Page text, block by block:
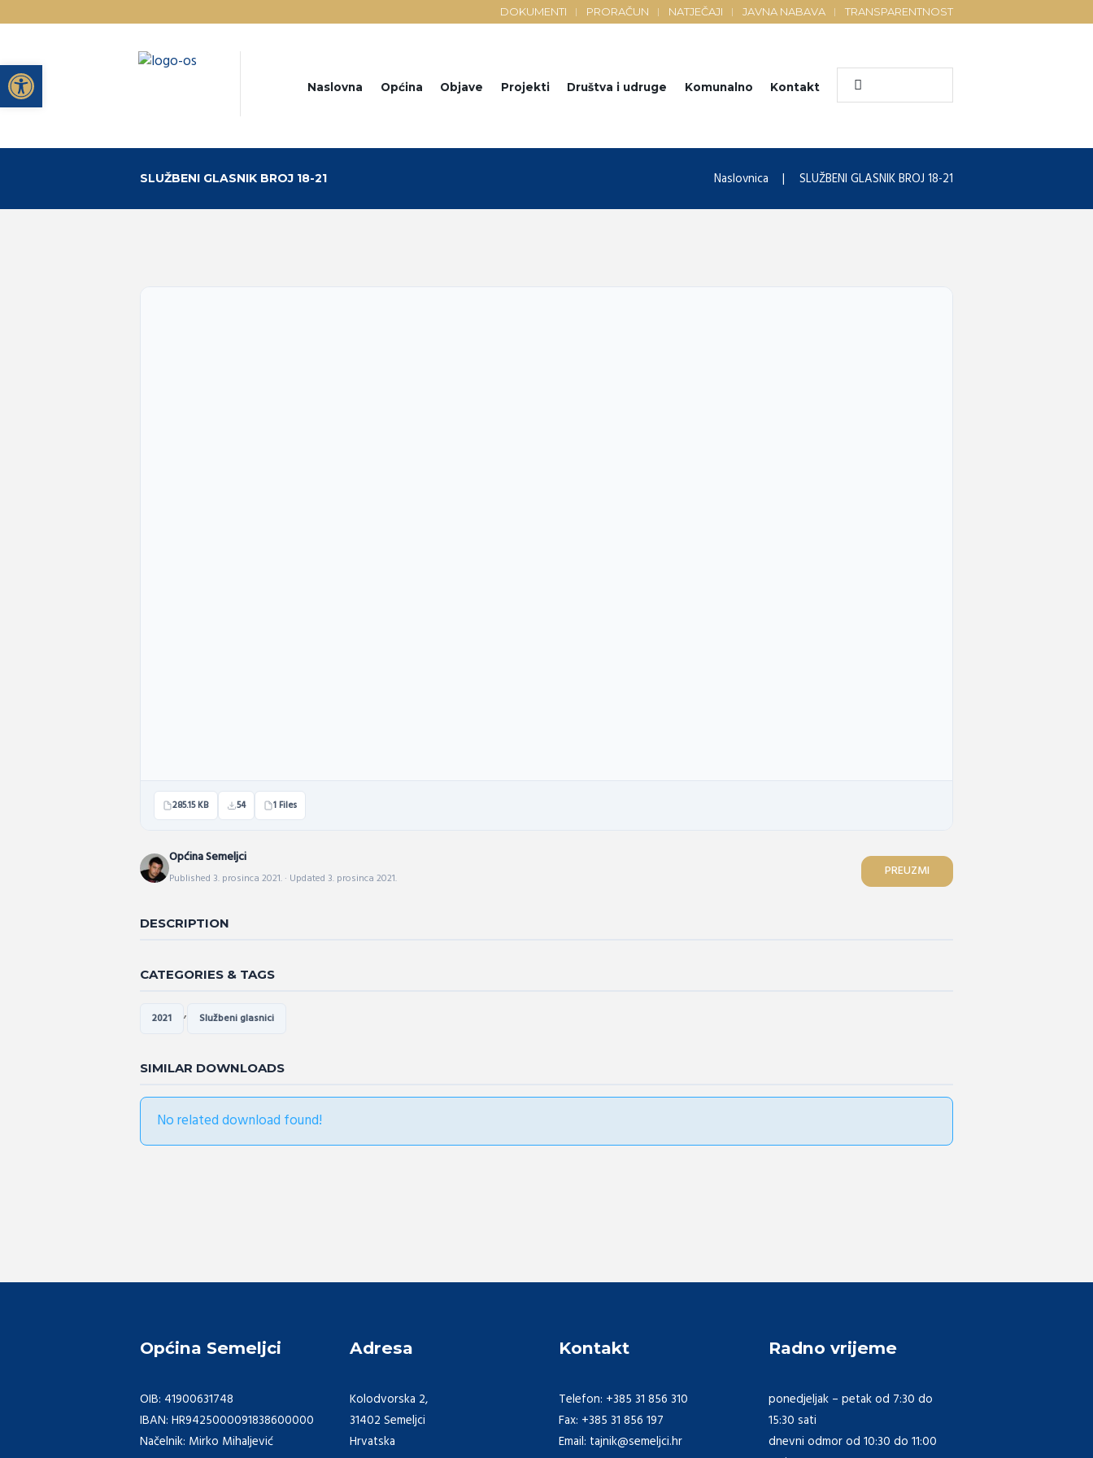
DOKUMENTI PRORAČUN NATJEČAJI JAVNA NABAVA TRANSPARENTNOST
Naslovna Općina Objave Projekti Društva i udruge Komunalno Kontakt
SLUŽBENI GLASNIK BROJ 18-21 Naslovnica SLUŽBENI GLASNIK BROJ 18-21
285.15 KB 54 1 Files
Općina Semeljci
Published 3. prosinca 2021. · Updated 3. prosinca 2021. PREUZMI
DESCRIPTION
CATEGORIES & TAGS
2021 , Službeni glasnici
SIMILAR DOWNLOADS
No related download found!
Općina Semeljci
OIB: 41900631748
IBAN: HR9425000091838600000
Načelnik: Mirko Mihaljević
Adresa
Kolodvorska 2,
31402 Semeljci
Hrvatska
Kontakt
Telefon: +385 31 856 310
Fax: +385 31 856 197
Email: tajnik@semeljci.hr
Radno vrijeme
ponedjeljak – petak od 7:30 do
15:30 sati
dnevni odmor od 10:30 do 11:00
Open toolbar